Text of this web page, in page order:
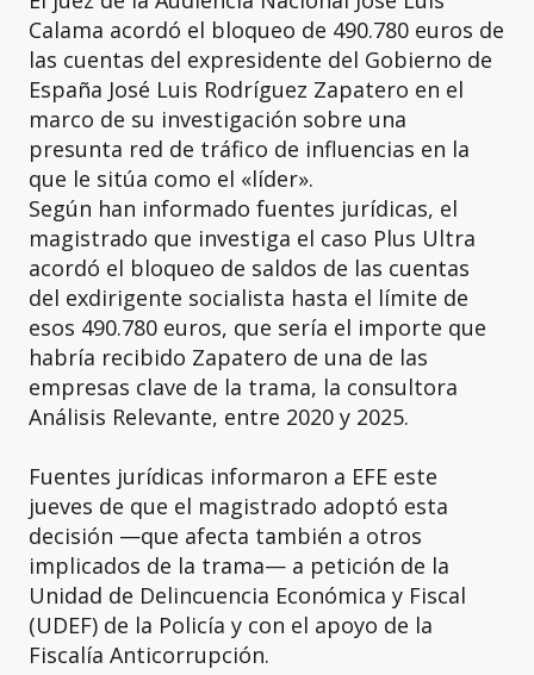
Calama acordó el bloqueo de 490.780 euros de
las cuentas del expresidente del Gobierno de
España José Luis Rodríguez Zapatero en el
marco de su investigación sobre una
presunta red de tráfico de influencias en la
que le sitúa como el «líder».
Según han informado fuentes jurídicas, el
magistrado que investiga el caso Plus Ultra
acordó el bloqueo de saldos de las cuentas
del exdirigente socialista hasta el límite de
esos 490.780 euros, que sería el importe que
habría recibido Zapatero de una de las
empresas clave de la trama, la consultora
Análisis Relevante, entre 2020 y 2025.
Fuentes jurídicas informaron a EFE este
jueves de que el magistrado adoptó esta
decisión —que afecta también a otros
implicados de la trama— a petición de la
Unidad de Delincuencia Económica y Fiscal
(UDEF) de la Policía y con el apoyo de la
Fiscalía Anticorrupción.